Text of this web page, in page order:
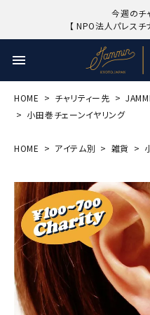
今週のチ
【 NPO法人パレスチ
menu
HOME チャリティー先
小田巻チェーンイヤリング
HOME アイテム別 雑貨